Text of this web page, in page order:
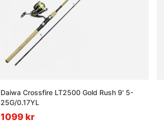
Daiwa Crossfire LT2500 Gold Rush 9' 5-
25G/0.17YL
1099 kr